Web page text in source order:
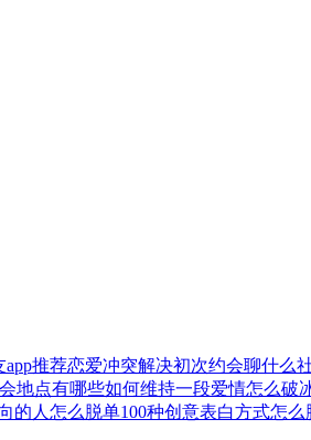
app推荐恋爱冲突解决初次约会聊什么
地点有哪些如何维持一段爱情怎么破
的人怎么脱单100种创意表白方式怎么